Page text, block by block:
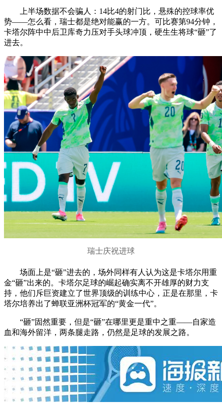
上半场数据不会骗人：14比4的射门比，悬殊的控球率优
势——怎么看，瑞士都是绝对能赢的一方。可比赛第94分钟，
卡塔尔阵中中后卫库奇力压对手头球冲顶，硬生生将球“砸”了
进去。
瑞士庆祝进球
场面上是“砸”进去的，场外同样有人认为这是卡塔尔用重
金“砸”出来的。卡塔尔足球的崛起确实离不开雄厚的财力支
持，他们斥巨资建立了世界顶级的训练中心，正是在那里，卡
塔尔培养出了蝉联亚洲杯冠军的“黄金一代”。
“砸”固然重要，但是“砸”在哪里更是重中之重——自家造
血和海外留洋，两条腿走路，仍然是足球的发展之路。